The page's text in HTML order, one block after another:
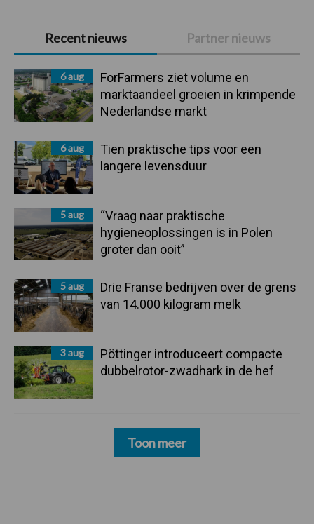
Primaire
Sidebar
Recent nieuws Partner nieuws
6 aug
ForFarmers ziet volume en
marktaandeel groeien in krimpende
Nederlandse markt
6 aug
Tien praktische tips voor een
langere levensduur
5 aug
“Vraag naar praktische
hygieneoplossingen is in Polen
groter dan ooit”
5 aug
Drie Franse bedrijven over de grens
van 14.000 kilogram melk
3 aug
Pöttinger introduceert compacte
dubbelrotor-zwadhark in de hef
Toon meer